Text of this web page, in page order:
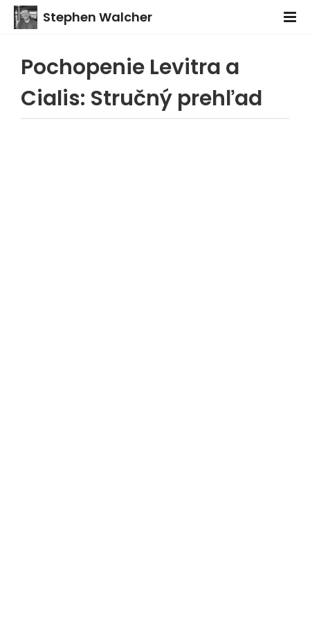
Stephen Walcher
Pochopenie Levitra a
Cialis: Stručný prehľad